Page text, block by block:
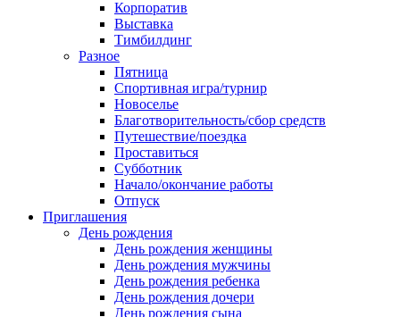
Корпоратив
Выставка
Тимбилдинг
Разное
Пятница
Спортивная игра/турнир
Новоселье
Благотворительность/сбор средств
Путешествие/поездка
Проставиться
Субботник
Начало/окончание работы
Отпуск
Приглашения
День рождения
День рождения женщины
День рождения мужчины
День рождения ребенка
День рождения дочери
День рождения сына